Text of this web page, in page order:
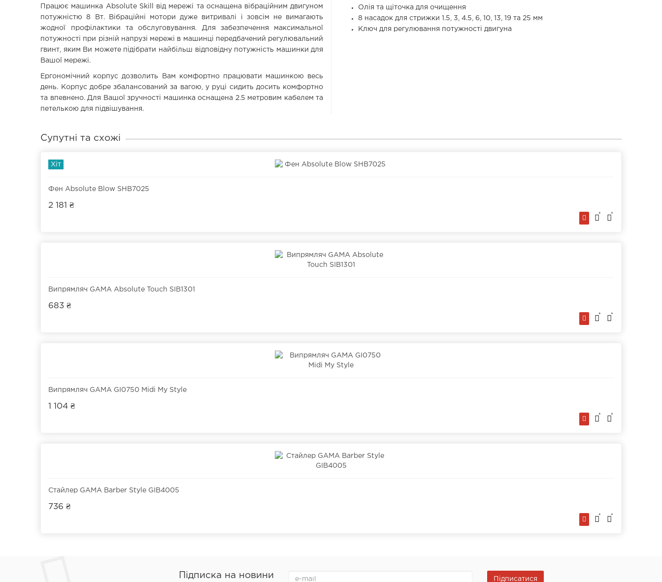
Працює машинка Absolute Skill від мережі та оснащена вібраційним двигуном
потужністю 8 Вт. Вібраційні мотори дуже витривалі і зовсім не вимагають
жодної профілактики та обслуговування. Для забезпечення максимальної
потужності при різній напрузі мережі в машинці передбачений регулювальний
гвинт, яким Ви можете підібрати найбільш відповідну потужність машинки для
Вашої мережі.
Ергономічний корпус дозволить Вам комфортно працювати машинкою весь
день. Корпус добре збалансований за вагою, у руці сидить досить комфортно
та впевнено. Для Вашої зручності машинка оснащена 2.5 метровим кабелем та
петелькою для підвішування.
Олія та щіточка для очищення
8 насадок для стрижки 1.5, 3, 4.5, 6, 10, 13, 19 та 25 мм
Ключ для регулювання потужності двигуна
Супутні та схожі
Хіт
Фен Absolute Blow SHB7025
2 181 ₴
Випрямляч GAMA Absolute Touch SIB1301
683 ₴
Випрямляч GAMA GI0750 Midi My Style
1 104 ₴
Стайлер GAMA Barber Style GIB4005
736 ₴
Підписка на новини Підписатися